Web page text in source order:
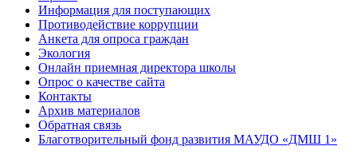
Информация для поступающих
Противодействие коррупции
Анкета для опроса граждан
Экология
Онлайн приемная директора школы
Опрос о качестве сайта
Контакты
Архив материалов
Обратная связь
Благотворительный фонд развития МАУДО «ДМШ 1»